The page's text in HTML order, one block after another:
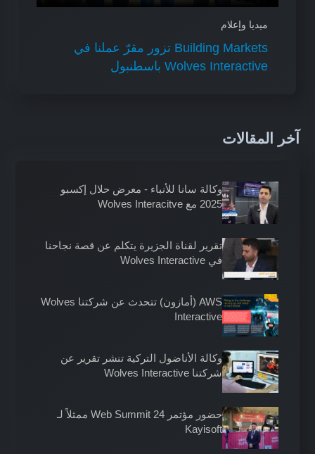
ميديا وإعلام
Building Markets تزور مقرّ عملنا في
Wolves Interactive باسطنبول
آخر المقالات
وكالة سانا للأنباء - معرض حلال إكسبو
2025 مع Wolves Interacitve
تقرير لقناة الجزيرة يتكلم عن قصة نجاحنا
في Wolves Interactive
AWS (أمازون) تتحدث عن شركتنا Wolves
Interactive
وكالة الأناضول التركية تنشر تقرير عن
شركتنا Wolves Interactive
حضور مؤتمر Web Summit 24 ممثلاً لـ
Kayisoft